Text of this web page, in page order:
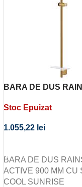
BARA DE DUS
COOL SUNRISE
Stoc Epuizat
1.055,22 lei
BARA DE DUS
ACTIVE 900 MM CU
COOL SUNRISE